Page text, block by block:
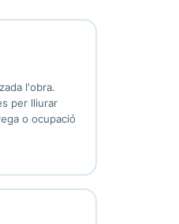
l'obra.
per lliurar
o ocupació